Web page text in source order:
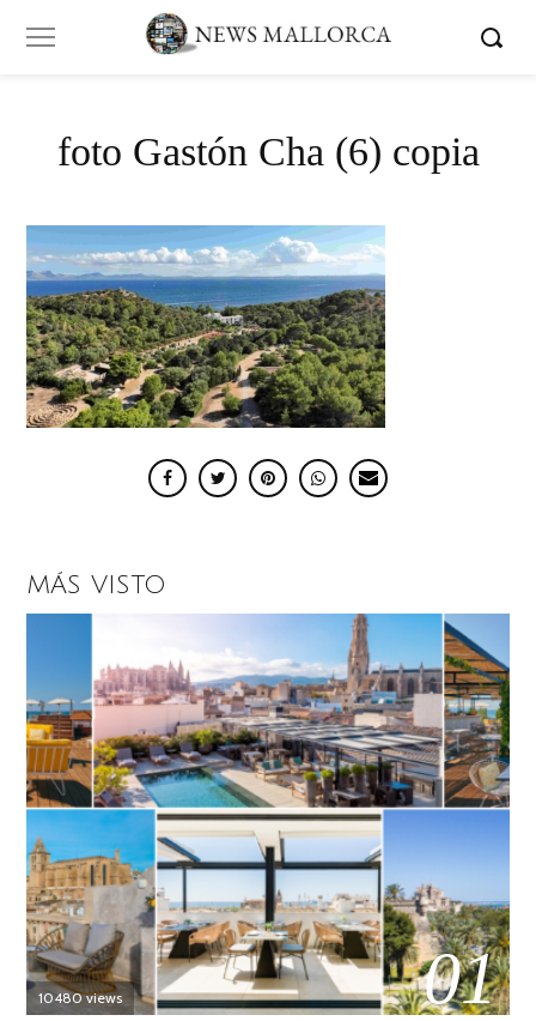
foto Gastón Cha (6) copia
MÁS VISTO
01
10480 views